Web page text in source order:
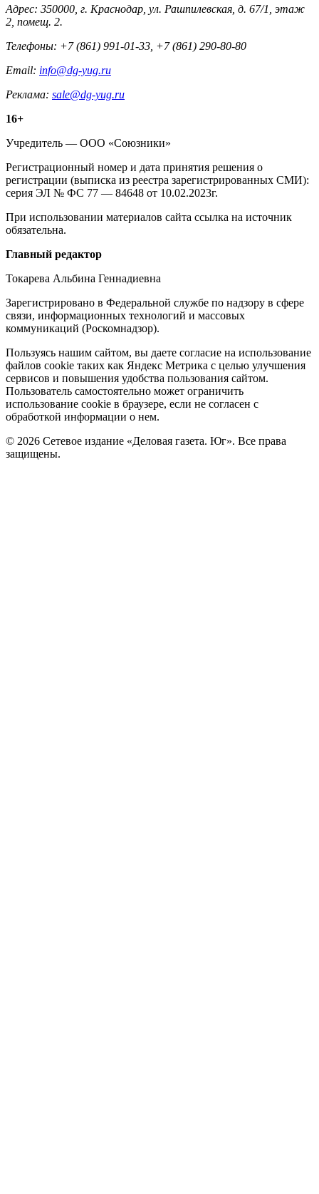
Адрес: 350000, г. Краснодар, ул. Рашпилевская, д. 67/1, этаж
2, помещ. 2.
Телефоны: +7 (861) 991-01-33, +7 (861) 290-80-80
Email: info@dg-yug.ru
Реклама: sale@dg-yug.ru
Информация
о
издании
16+
Учредитель — ООО «Союзники»
Регистрационный номер и дата принятия решения о
регистрации (выписка из реестра зарегистрированных СМИ):
серия ЭЛ № ФС 77 — 84648 от 10.02.2023г.
При использовании материалов сайта ссылка на источник
обязательна.
Редакция
Главный редактор
Токарева Альбина Геннадиевна
Зарегистрировано в Федеральной службе по надзору в сфере
связи, информационных технологий и массовых
коммуникаций (Роскомнадзор).
Политика
cookie
Пользуясь нашим сайтом, вы даете согласие на использование
файлов cookie таких как Яндекс Метрика с целью улучшения
сервисов и повышения удобства пользования сайтом.
Пользователь самостоятельно может ограничить
использование cookie в браузере, если не согласен с
обработкой информации о нем.
© 2026 Сетевое издание «Деловая газета. Юг». Все права
защищены.